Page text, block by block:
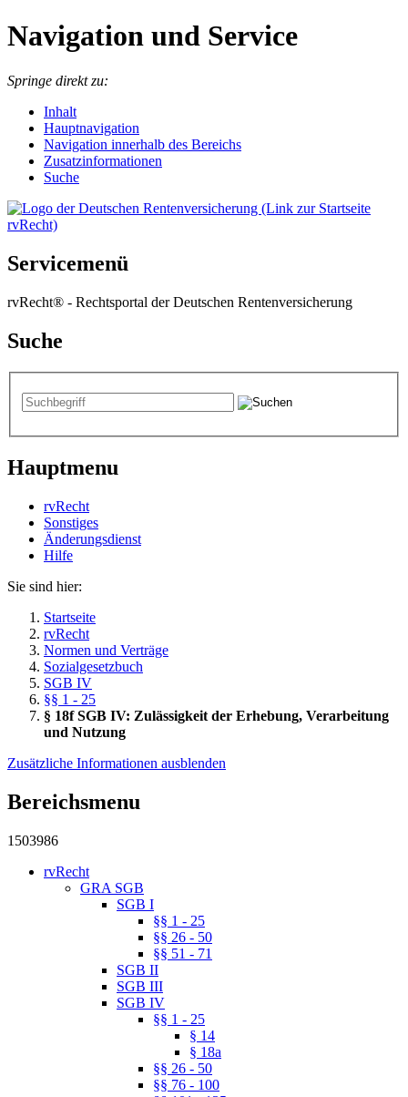
Navigation und Service
Springe direkt zu:
Inhalt
Hauptnavigation
Navigation innerhalb des Bereichs
Zusatzinformationen
Suche
Servicemenü
rvRecht® - Rechtsportal der Deutschen Rentenversicherung
Suche
Hauptmenu
rvRecht
Sonstiges
Änderungsdienst
Hil­fe
Sie sind hier:
Startseite
rvRecht
Normen und Verträge
Sozialgesetzbuch
SGB IV
§§ 1 - 25
§ 18f SGB IV: Zulässigkeit der Erhebung, Verarbeitung
und Nutzung
Zusätzliche Informationen ausblenden
Bereichsmenu
1503986
rvRecht
GRA SGB
SGB I
§§ 1 - 25
§§ 26 - 50
§§ 51 - 71
SGB II
SGB III
SGB IV
§§ 1 - 25
§ 14
§ 18a
§§ 26 - 50
§§ 76 - 100